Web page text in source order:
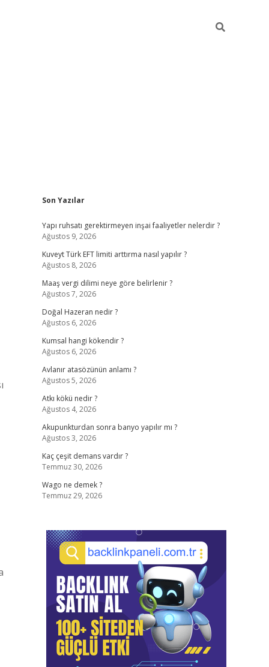
Sidebar
Son Yazılar
Yapı ruhsatı gerektirmeyen inşai faaliyetler nelerdir ?
Ağustos 9, 2026
Kuveyt Türk EFT limiti arttırma nasıl yapılır ?
Ağustos 8, 2026
Maaş vergi dilimi neye göre belirlenir ?
Ağustos 7, 2026
Doğal Hazeran nedir ?
Ağustos 6, 2026
Kumsal hangi kökendir ?
Ağustos 6, 2026
Avlanır atasözünün anlamı ?
Ağustos 5, 2026
Atkı kökü nedir ?
Ağustos 4, 2026
Akupunkturdan sonra banyo yapılır mı ?
Ağustos 3, 2026
Kaç çeşit demans vardır ?
Temmuz 30, 2026
Wago ne demek ?
Temmuz 29, 2026
ilbet giriş